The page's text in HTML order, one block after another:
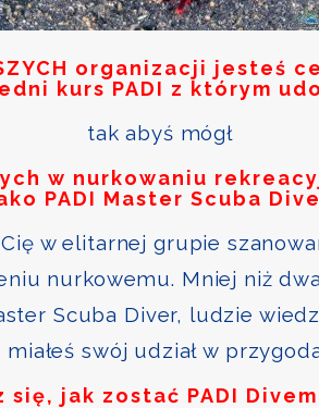
organizacji jesteś
kurs PADI z którym
tak abyś mógł
w nurkowaniu
PADI Master Scuba
w elitarnej grupie
nurkowemu. Mniej niż
Scuba Diver, ludzie
swój udział w
się, jak zostać PADI